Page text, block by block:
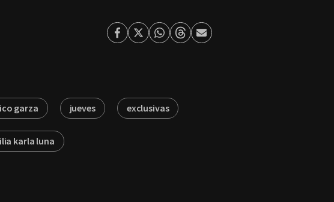
Facebook
TwitterWhatsapp
ThreadsEnviar
garza jueves exclusivas
karla luna